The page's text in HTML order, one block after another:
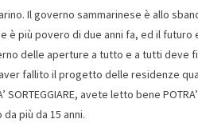
Il governo sammarinese è allo
è più povero di due anni fa, ed il
delle aperture a tutto e a tutti deve
fallito il progetto delle residenze
SORTEGGIARE, avete letto bene
da più da 15 anni.